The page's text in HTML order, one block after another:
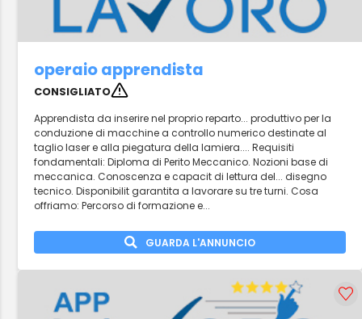
operaio apprendista
CONSIGLIATO
Apprendista da inserire nel proprio reparto... produttivo per la
conduzione di macchine a controllo numerico destinate al
taglio laser e alla piegatura della lamiera.... Requisiti
fondamentali: Diploma di Perito Meccanico. Nozioni base di
meccanica. Conoscenza e capacit di lettura del... disegno
tecnico. Disponibilit garantita a lavorare su tre turni. Cosa
offriamo: Percorso di formazione e...
GUARDA L'ANNUNCIO